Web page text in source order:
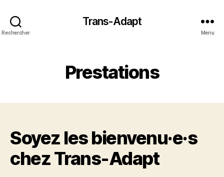
Rechercher
Trans-Adapt
Menu
Prestations
Soyez les bienvenu·e·s
chez Trans‑Adapt